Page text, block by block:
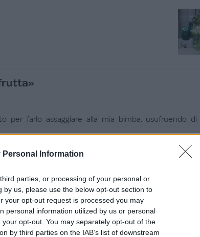
Personal Information
parties, or processing of your personal or
us, please use the below opt-out section to
your opt-out request is processed you may
personal information utilized by us or personal
opt-out. You may separately opt-out of the
by third parties on the IAB’s list of downstream
per farlo assaggiare alla mia bimba, usufruendo